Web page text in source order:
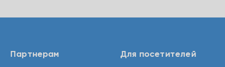
Партнерам Для посетителей